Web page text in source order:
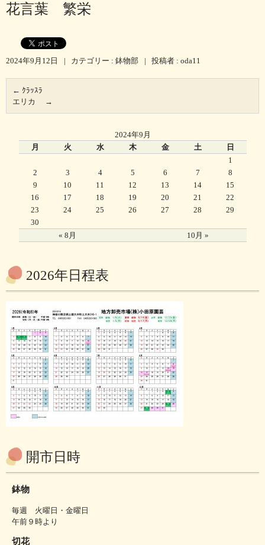
花言葉 繁栄
2024年9月12日 | カテゴリー : 鉢物部 | 投稿者 : oda11
← ｸﾗｯｽﾗ
エリカ
→
2024年9月
月
火 水 木 金 土 日
« 8月 10月 »
1
2
3 4 5 6 7
8
9
10 11 12 13 14
15
16
17 18 19 20 21
22
23
24 25 26 27 28
29
30
2026年日程表
開市日時
鉢物
毎週 火曜日・金曜日
午前９時より
切花